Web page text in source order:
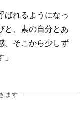
ばれるようになっ
と、素の自分とあ
。そこから少しず
ます